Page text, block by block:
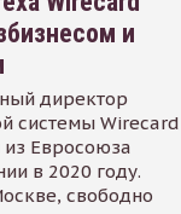
и
директор
системы Wirecard
Евросоюза
в 2020 году.
свободно